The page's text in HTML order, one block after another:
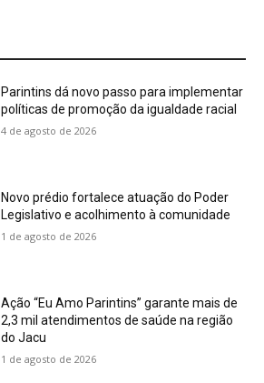
Parintins dá novo passo para implementar
políticas de promoção da igualdade racial
4 de agosto de 2026
Novo prédio fortalece atuação do Poder
Legislativo e acolhimento à comunidade
1 de agosto de 2026
Ação “Eu Amo Parintins” garante mais de
2,3 mil atendimentos de saúde na região
do Jacu
1 de agosto de 2026